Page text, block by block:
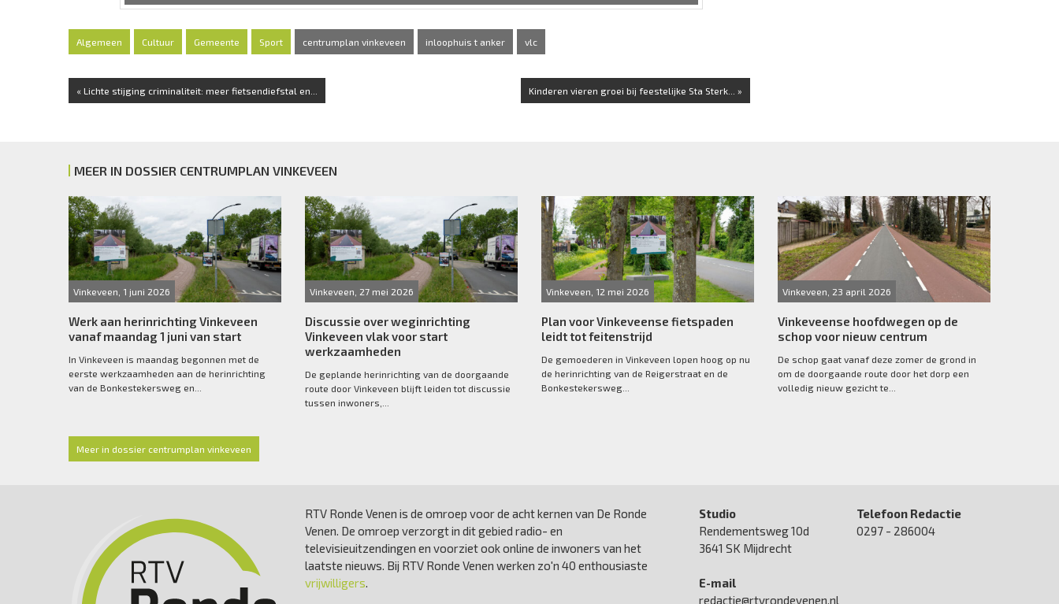
Algemeen Cultuur Gemeente Sport centrumplan vinkeveen inloophuis t anker vlc
« Lichte stijging criminaliteit: meer fietsendiefstal en... Kinderen vieren groei bij feestelijke Sta Sterk... »
MEER IN DOSSIER CENTRUMPLAN VINKEVEEN
Vinkeveen, 1 juni 2026
Werk aan herinrichting Vinkeveen
vanaf maandag 1 juni van start
In Vinkeveen is maandag begonnen met de
eerste werkzaamheden aan de herinrichting
van de Bonkestekersweg en...
Vinkeveen, 27 mei 2026
Discussie over weginrichting
Vinkeveen vlak voor start
werkzaamheden
De geplande herinrichting van de doorgaande
route door Vinkeveen blijft leiden tot discussie
tussen inwoners,...
Vinkeveen, 12 mei 2026
Plan voor Vinkeveense fietspaden
leidt tot feitenstrijd
De gemoederen in Vinkeveen lopen hoog op nu
de herinrichting van de Reigerstraat en de
Bonkestekersweg...
Vinkeveen, 23 april 2026
Vinkeveense hoofdwegen op de
schop voor nieuw centrum
De schop gaat vanaf deze zomer de grond in
om de doorgaande route door het dorp een
volledig nieuw gezicht te...
Meer in dossier centrumplan vinkeveen
RTV Ronde Venen is de omroep voor de acht kernen van De Ronde
Venen. De omroep verzorgt in dit gebied radio- en
televisieuitzendingen en voorziet ook online de inwoners van het
laatste nieuws. Bij RTV Ronde Venen werken zo'n 40 enthousiaste
vrijwilligers.
Studio
Rendementsweg 10d
3641 SK Mijdrecht
E-mail
redactie@rtvrondevenen.nl
Telefoon Redactie
0297 - 286004